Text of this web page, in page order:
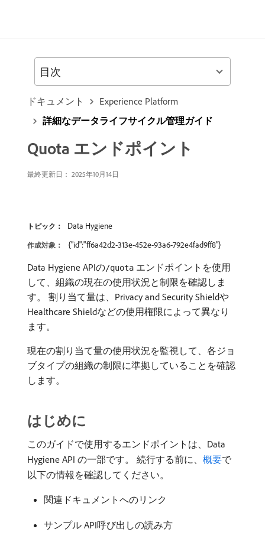
ドキュメント
Experience Platform
詳細なデータライフサイクル管理ガイド
Quota エンドポイント
最終更新日： 2025年10月14日
トピック： Data Hygiene
作成対象： {"id":"ff6a42d2-313e-452e-93a6-792e4fad9ff8"}
Data Hygiene APIの/quota エンドポイントを使用
して、組織の現在の使用状況と制限を確認しま
す。 割り当て量は、Privacy and Security Shieldや
Healthcare Shieldなどの使用権限によって異なり
ます。
現在の割り当て量の使用状況を監視して、各ジョ
ブタイプの組織の制限に準拠していることを確認
します。
はじめに
このガイドで使用するエンドポイントは、Data
Hygiene API の一部です。 続行する前に、 概要で
以下の情報を確認してください。
関連ドキュメントへのリンク
サンプル API呼び出しの読み方
目次